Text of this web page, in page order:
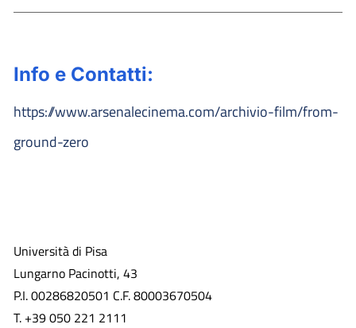
Info e Contatti:
https://www.arsenalecinema.com/archivio-film/from-
ground-zero
Università di Pisa
Lungarno Pacinotti, 43
P.I. 00286820501 C.F. 80003670504
T. +39 050 221 2111